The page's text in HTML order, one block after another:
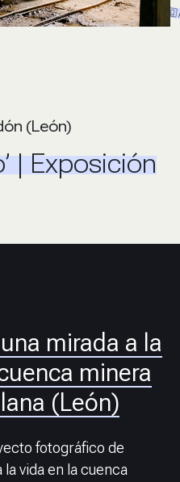
(León)
| Exposición
mirada a la
minera
(León)
fotográfico de
vida en la cuenca